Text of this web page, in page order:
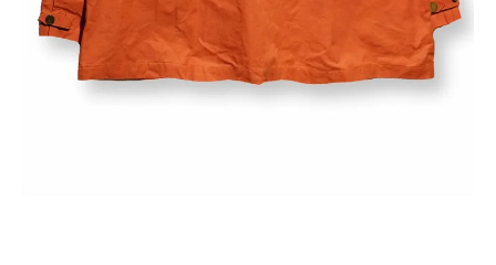
ご利用ガイド
プライバシーポリシー
特定商取引法について